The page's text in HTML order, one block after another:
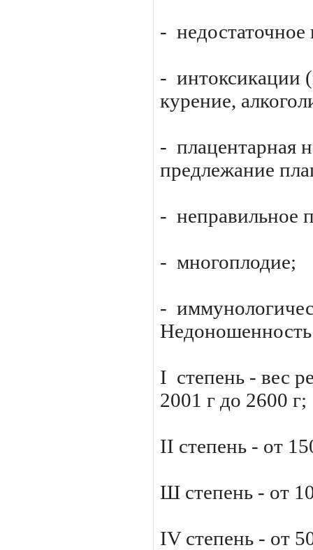
- недостаточное
- интоксикации
курение,
- плацентарная
предлежание
- неправильное
- многоплодие;
-
Недоношенность
I степень - вес
2001 г до 2600 г;
II степень - от
Ш степень - от
IV степень - от